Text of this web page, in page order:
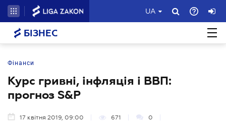
UA
БІЗНЕС
Фінанси
Курс гривні, інфляція і ВВП:
прогноз S&P
17 квітня 2019, 09:00 671 0